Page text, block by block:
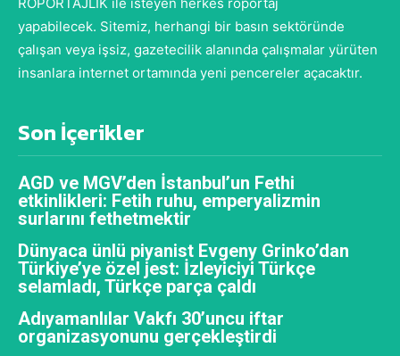
yapabilecek. Sitemiz, herhangi bir basın sektöründe
çalışan veya işsiz, gazetecilik alanında çalışmalar yürüten
insanlara internet ortamında yeni pencereler açacaktır.
Son İçerikler
AGD ve MGV’den İstanbul’un Fethi
etkinlikleri: Fetih ruhu, emperyalizmin
surlarını fethetmektir
Dünyaca ünlü piyanist Evgeny Grinko’dan
Türkiye’ye özel jest: İzleyiciyi Türkçe
selamladı, Türkçe parça çaldı
Adıyamanlılar Vakfı 30’uncu iftar
organizasyonunu gerçekleştirdi